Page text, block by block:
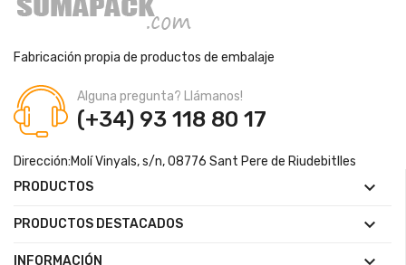
Fabricación propia de productos de embalaje
Alguna pregunta? Llámanos!
(+34) 93 118 80 17
Dirección:Molí Vinyals, s/n, 08776 Sant Pere de Riudebitlles
PRODUCTOS

PRODUCTOS DESTACADOS 
INFORMACIÓN